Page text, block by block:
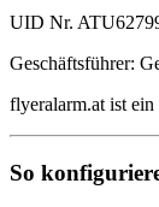
UID Nr.
Geschäftsführer:
flyeralarm.at ist
So